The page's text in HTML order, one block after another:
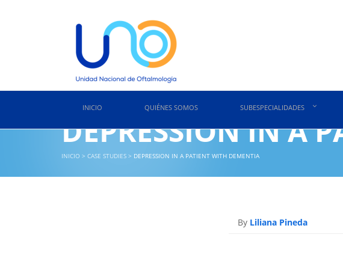
INICIO QUIÉNES SOMOS SUBESPECIALIDADES
DEPRESSION IN A
INICIO > CASE STUDIES > DEPRESSION IN A PATIENT WITH DEMENTIA
By Liliana Pineda